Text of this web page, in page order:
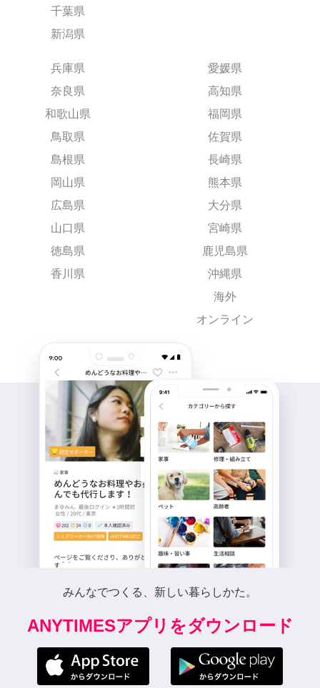
千葉県
新潟県
兵庫県
奈良県
和歌山県
鳥取県
島根県
岡山県
広島県
山口県
徳島県
香川県
愛媛県
高知県
福岡県
佐賀県
長崎県
熊本県
大分県
宮崎県
鹿児島県
沖縄県
海外
オンライン
みんなでつくる、新しい暮らしかた。
ANYTIMESアプリをダウンロード